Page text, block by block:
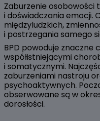
Zaburzenie osobowości
i doświadczania emocji.
międzyludzkich,
i postrzegania samego
BPD powoduje znaczne
współistniejącymi
i somatycznymi.
zaburzeniami nastroju
psychoaktywnych.
obserwowane są w
dorosłości.